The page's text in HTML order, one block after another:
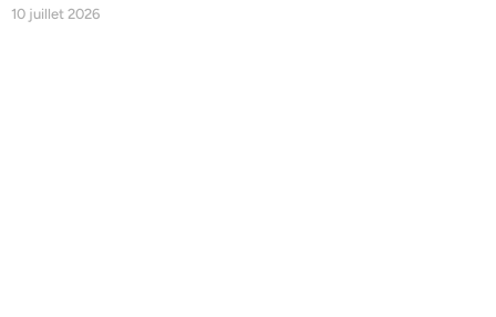
10 juillet 2026